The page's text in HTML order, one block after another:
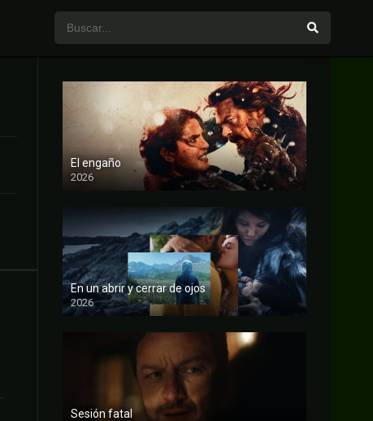
El engaño
2026
FULL HD
En un abrir y cerrar de ojos
2026
FULL HD
Sesión fatal